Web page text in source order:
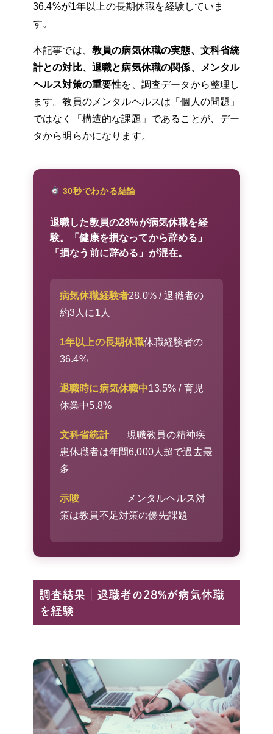
36.4%が1年以上の長期休職を経験していま
す。
本記事では、 教員の病気休職の実態、文科省統
計との対比、退職と病気休職の関係、メンタル
ヘルス対策の重要性を、調査データから整理し
ます。教員のメンタルヘルスは「個人の問題」
ではなく「構造的な課題」であることが、デー
タから明らかになります。
30秒でわかる結論
退職した教員の28%が病気休職を経
験。「健康を損なってから辞める」
「損なう前に辞める」が混在。
病気休職経験者28.0% / 退職者の
約3人に1人
1年以上の長期休職休職経験者の
36.4%
退職時に病気休職中13.5% / 育児
休業中5.8%
文科省統計
現職教員の精神疾
患休職者は年間6,000人超で過去最
多
示唆
メンタルヘルス対
策は教員不足対策の優先課題
調査結果｜退職者の28%が病気休職
を経験